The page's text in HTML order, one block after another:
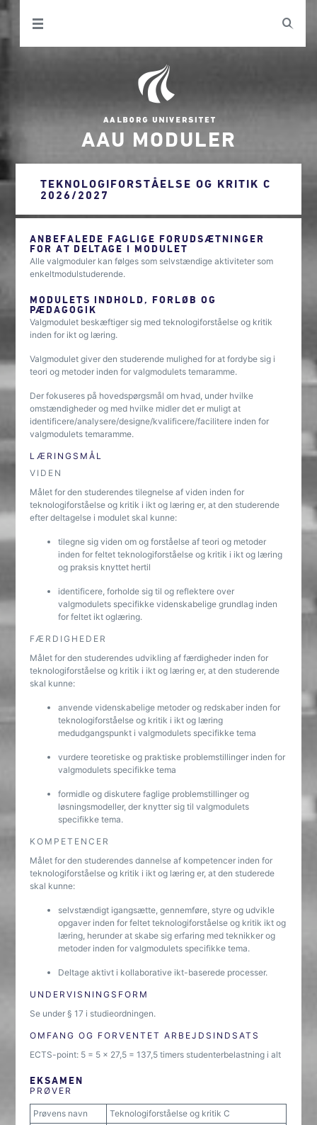
AAU MODULER
TEKNOLOGIFORSTÅELSE OG KRITIK C
2026/2027
ANBEFALEDE FAGLIGE FORUDSÆTNINGER
FOR AT DELTAGE I MODULET
Alle valgmoduler kan følges som selvstændige aktiviteter som
enkeltmodulstuderende.
MODULETS INDHOLD, FORLØB OG
PÆDAGOGIK
Valgmodulet beskæftiger sig med teknologiforståelse og kritik
inden for ikt og læring.
Valgmodulet giver den studerende mulighed for at fordybe sig i
teori og metoder inden for valgmodulets temaramme.
Der fokuseres på hovedspørgsmål om hvad, under hvilke
omstændigheder og med hvilke midler det er muligt at
identificere/analysere/designe/kvalificere/facilitere inden for
valgmodulets temaramme.
LÆRINGSMÅL
VIDEN
Målet for den studerendes tilegnelse af viden inden for
teknologiforståelse og kritik i ikt og læring er, at den studerende
efter deltagelse i modulet skal kunne:
tilegne sig viden om og forståelse af teori og metoder
inden for feltet teknologiforståelse og kritik i ikt og læring
og praksis knyttet hertil
identificere, forholde sig til og reflektere over
valgmodulets specifikke videnskabelige grundlag inden
for feltet ikt oglæring.
FÆRDIGHEDER
Målet for den studerendes udvikling af færdigheder inden for
teknologiforståelse og kritik i ikt og læring er, at den studerende
skal kunne:
anvende videnskabelige metoder og redskaber inden for
teknologiforståelse og kritik i ikt og læring
medudgangspunkt i valgmodulets specifikke tema
vurdere teoretiske og praktiske problemstillinger inden for
valgmodulets specifikke tema
formidle og diskutere faglige problemstillinger og
løsningsmodeller, der knytter sig til valgmodulets
specifikke tema.
KOMPETENCER
Målet for den studerendes dannelse af kompetencer inden for
teknologiforståelse og kritik i ikt og læring er, at den studerede
skal kunne:
selvstændigt igangsætte, gennemføre, styre og udvikle
opgaver inden for feltet teknologiforståelse og kritik ikt og
læring, herunder at skabe sig erfaring med teknikker og
metoder inden for valgmodulets specifikke tema.
Deltage aktivt i kollaborative ikt-baserede processer.
UNDERVISNINGSFORM
Se under § 17 i studieordningen.
OMFANG OG FORVENTET ARBEJDSINDSATS
ECTS-point: 5 = 5 x 27,5 = 137,5 timers studenterbelastning i alt
EKSAMEN
PRØVER
Prøvens navn Teknologiforståelse og kritik C